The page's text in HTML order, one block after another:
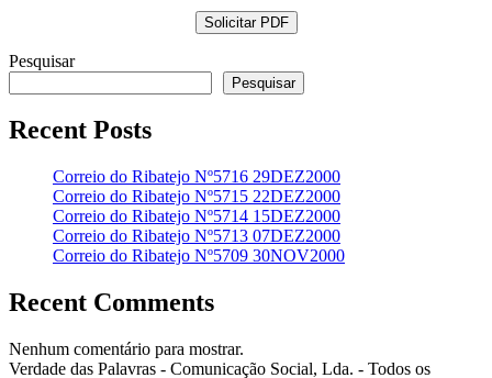
Pesquisar
Pesquisar
Recent Posts
Correio do Ribatejo Nº5716 29DEZ2000
Correio do Ribatejo Nº5715 22DEZ2000
Correio do Ribatejo Nº5714 15DEZ2000
Correio do Ribatejo Nº5713 07DEZ2000
Correio do Ribatejo Nº5709 30NOV2000
Recent Comments
Nenhum comentário para mostrar.
Verdade das Palavras - Comunicação Social, Lda. - Todos os